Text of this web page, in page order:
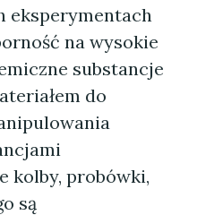
eksperymentach
na wysokie
substancje
do
kolby, probówki,
są